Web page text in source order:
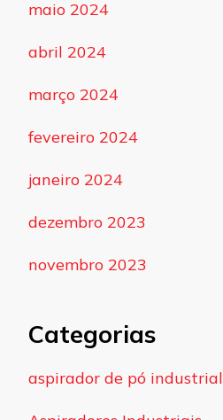
maio 2024
abril 2024
março 2024
fevereiro 2024
janeiro 2024
dezembro 2023
novembro 2023
Categorias
aspirador de pó industrial